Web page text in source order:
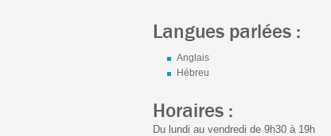
Langues parlées :
Anglais
Hébreu
Horaires :
Du lundi au vendredi de 9h30 à 19h